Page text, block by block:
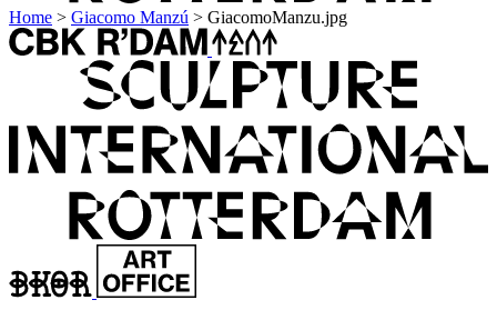
Home > Giacomo Manzú > GiacomoManzu.jpg